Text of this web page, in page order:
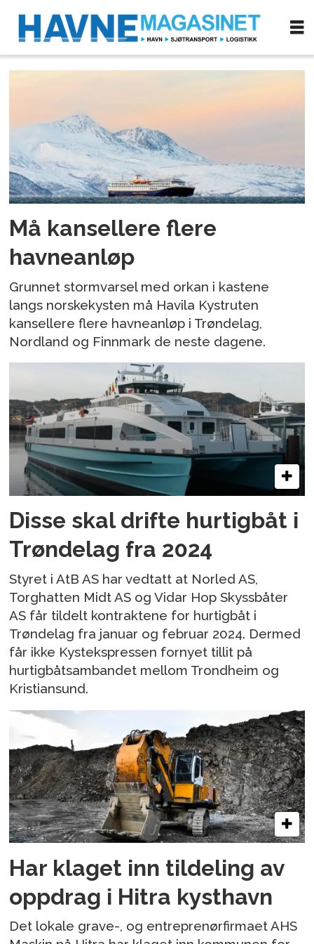
trøndelag
Må kansellere flere
havneanløp
Grunnet stormvarsel med orkan i kastene
langs norskekysten må Havila Kystruten
kansellere flere havneanløp i Trøndelag,
Nordland og Finnmark de neste dagene.
Disse skal drifte hurtigbåt i
Trøndelag fra 2024
Styret i AtB AS har vedtatt at Norled AS,
Torghatten Midt AS og Vidar Hop Skyssbåter
AS får tildelt kontraktene for hurtigbåt i
Trøndelag fra januar og februar 2024. Dermed
får ikke Kystekspressen fornyet tillit på
hurtigbåtsambandet mellom Trondheim og
Kristiansund.
Har klaget inn tildeling av
oppdrag i Hitra kysthavn
Det lokale grave-, og entreprenørfirmaet AHS